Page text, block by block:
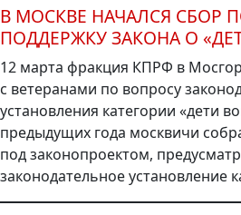
В МОСКВЕ НАЧАЛСЯ СБОР
ПОДДЕРЖКУ ЗАКОНА О
12 марта фракция КПРФ в
с ветеранами по вопросу
установления категории «дети
предыдущих года москвичи
под законопроектом,
законодательное установление